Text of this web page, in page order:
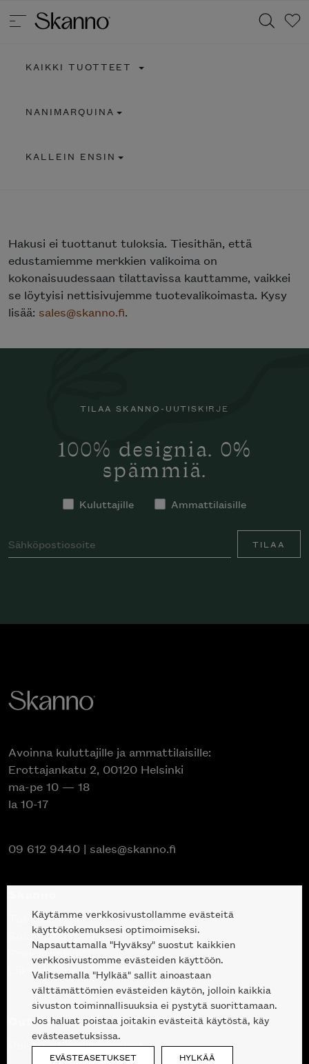
KAIKKI TUOTTEET
NANIMARQUINA
KALLEIN ENSIN
Hakusi ei tuottanut tuloksia. Tiesithän, että
edustamiemme merkkien valikoima on
kokonaisuudessaan tilattavissa kauttamme, vaikkei
se löytyisi nettisivujemme tuotevalikoimasta. Kysy
lisää: sales@skanno.fi.
TILAA SKANNO-UUTISKIRJE
100% designia. 0%
spämmiä.
Kuluttajille Ammattilaisille
TILAA
Avoinna kuluttajille ja ammattilaisille:
Erottajankatu 2, 00120 Helsinki
ma-pe 10 — 18
la 10-17
09 612 9440 | sales@skanno.fi
Tuotteet
Suunnittelupalvelu
Projektimyynti
Liike Helsingin keskustassa
Outlet
Poistuvat mallikappaleet
Käytämme verkkosivustollamme evästeitä
käyttökokemuksesi optimoimiseksi.
Napsauttamalla "Hyväksy" suostut kaikkien
verkkosivustomme evästeiden käyttöön.
Valitsemalla "Hylkää" sallit ainoastaan
välttämättömien evästeiden käytön, jolloin kaikkia
sivuston toiminnallisuuksia ei pystytä suorittamaan.
Jos haluat poistaa joitakin evästeitä käytöstä, käy
evästeasetuksissa.
EVÄSTEASETUKSET HYLKÄÄ